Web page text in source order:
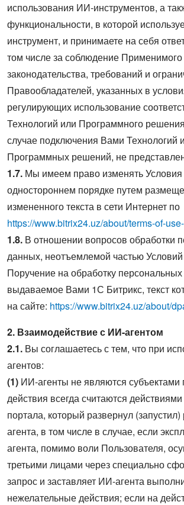
использования ИИ-инструментов, а
функциональности, в которой
инструмент, и принимаете на себя
том числе за соблюдение Применимого
законодательства, требований и
Правообладателей, указанных в
регулирующих использование
Технологий или Программного
случае подключения Вами Технологий
Программных решений, не
1.7. Мы имеем право изменять Условия
одностороннем порядке путем
измененного текста в сети Интернет по
https://www.bitrix24.uz/about/terms-of-
1.8. В отношении вопросов обработки
данных, неотъемлемой частью Условий
Поручение на обработку
выдаваемое Вами 1С Битрикс, текст
на сайте: https://www.bitrix24.uz/about/
2. Взаимодействие с ИИ-агентом
2.1. Вы соглашаетесь с тем, что при
агентов:
(1) ИИ-агенты не являются субъектами
действия всегда считаются
портала, который развернул
агента, в том числе в случае, если
агента, помимо воли Пользователя,
третьими лицами через специально
запрос и заставляет ИИ-агента
нежелательные действия; если на